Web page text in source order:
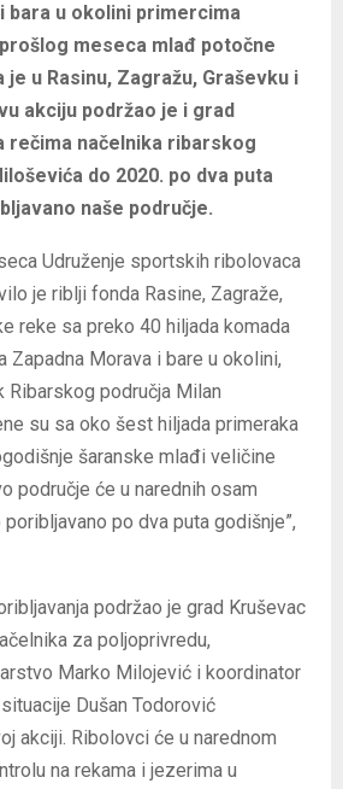
bara u okolini primercima
meseca mlađ potočne
u Rasinu, Zagražu, Graševku i
akciju podržao je i grad
rečima načelnika ribarskog
do 2020. po dva puta
naše područje.
Udruženje sportskih ribolovaca
je riblji fonda Rasine, Zagraže,
reke sa preko 40 hiljada komada
Zapadna Morava i bare u okolini,
Ribarskog područja Milan
su sa oko šest hiljada primeraka
šaranske mlađi veličine
područje će u narednih osam
po dva puta godišnje”,
podržao je grad Kruševac
za poljoprivredu,
Marko Milojević i koordinator
Dušan Todorović
akciji. Ribolovci će u narednom
na rekama i jezerima u